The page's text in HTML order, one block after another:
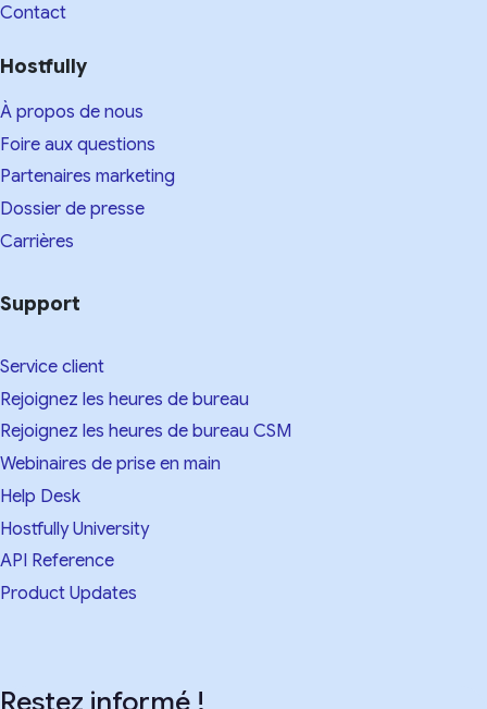
Contact
Hostfully
À propos de nous
Foire aux questions
Partenaires marketing
Dossier de presse
Carrières
Support
Service client
Rejoignez les heures de bureau
Rejoignez les heures de bureau CSM
Webinaires de prise en main
Help Desk
Hostfully University
API Reference
Product Updates
Restez informé !